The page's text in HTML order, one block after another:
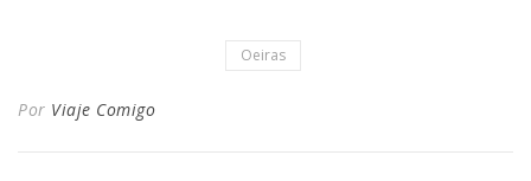
Oeiras
Por Viaje Comigo